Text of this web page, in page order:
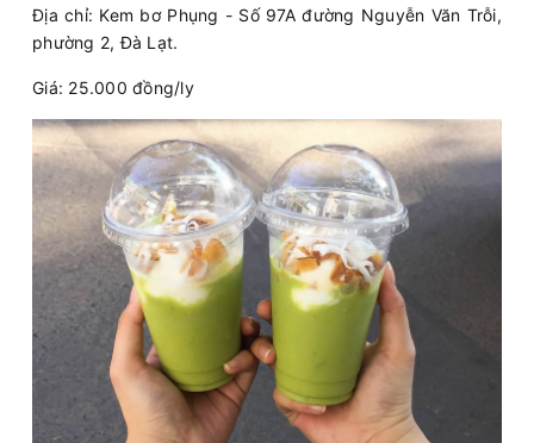
Địa chỉ: Kem bơ Phụng - Số 97A đường Nguyễn Văn Trỗi,
phường 2, Đà Lạt.
Giá: 25.000 đồng/ly